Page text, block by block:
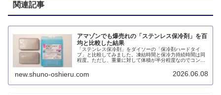
関連記事
アマゾンでも爆売れの「ステンレス保冷剤」を百
均と比較した結果
「ステンレス保冷剤」をダイソーの「保冷剤ハードタイ
プ」と比較してみました。凍結時間と保冷力持続時間は同
程度。ただし、重量に対して体積が半分程度なのでコンパ
new.shuno-oshieru.com 2026.06.08